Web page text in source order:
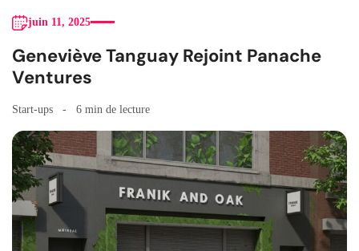
juin 11, 2025
Geneviève Tanguay Rejoint Panache
Ventures
Start-ups 6 min de lecture